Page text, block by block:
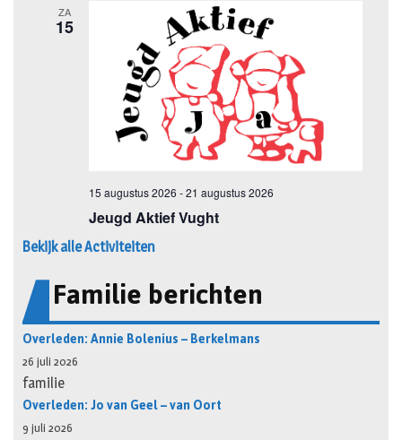
Bekijk alle Activiteiten
Familie berichten
Overleden: Annie Bolenius – Berkelmans
26 juli 2026
familie
Overleden: Jo van Geel – van Oort
9 juli 2026